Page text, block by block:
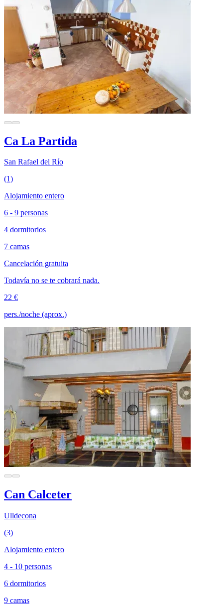
Ca La Partida
San Rafael del Río
(1)
Alojamiento entero
6 - 9 personas
4 dormitorios
7 camas
Cancelación gratuita
Todavía no se te cobrará nada.
22 €
pers./noche (aprox.)
Can Calceter
Ulldecona
(3)
Alojamiento entero
4 - 10 personas
6 dormitorios
9 camas